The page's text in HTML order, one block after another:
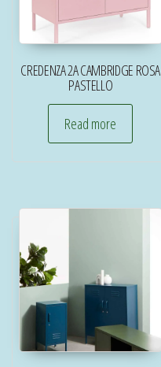
CREDENZA 2A CAMBRIDGE ROSA
PASTELLO
Read more